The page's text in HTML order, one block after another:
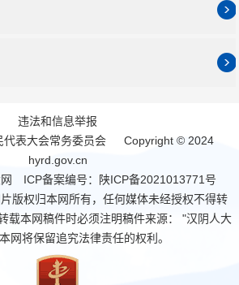
违法和信息举报
代表大会常务委员会 Copyright © 2024
hyrd.gov.cn
ICP备案编号：
陕ICP备2021013771号
版权归本网所有，任何媒体未经授权不得转
载本网稿件时必须注明稿件来源： "汉阴人大
网将保留追究法律责任的权利。